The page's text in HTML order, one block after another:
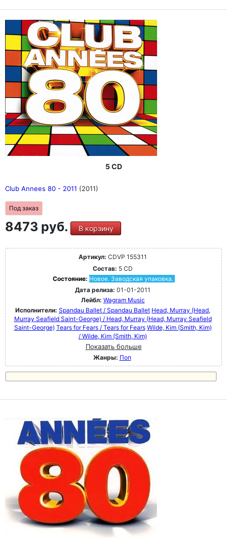
5 CD
Club Annees 80 - 2011 (2011)
Под заказ
8473 руб. В корзину
Артикул: CDVP 155311
Состав: 5 CD
Состояние: Новое. Заводская упаковка.
Дата релиза: 01-01-2011
Лейбл: Wagram Music
Исполнители: Spandau Ballet / Spandau Ballet Head, Murray (Head,
Murray Seafield Saint-George) / Head, Murray (Head, Murray Seafield
Saint-George) Tears for Fears / Tears for Fears Wilde, Kim (Smith, Kim)
/ Wilde, Kim (Smith, Kim)
Показать больше
Жанры: Поп